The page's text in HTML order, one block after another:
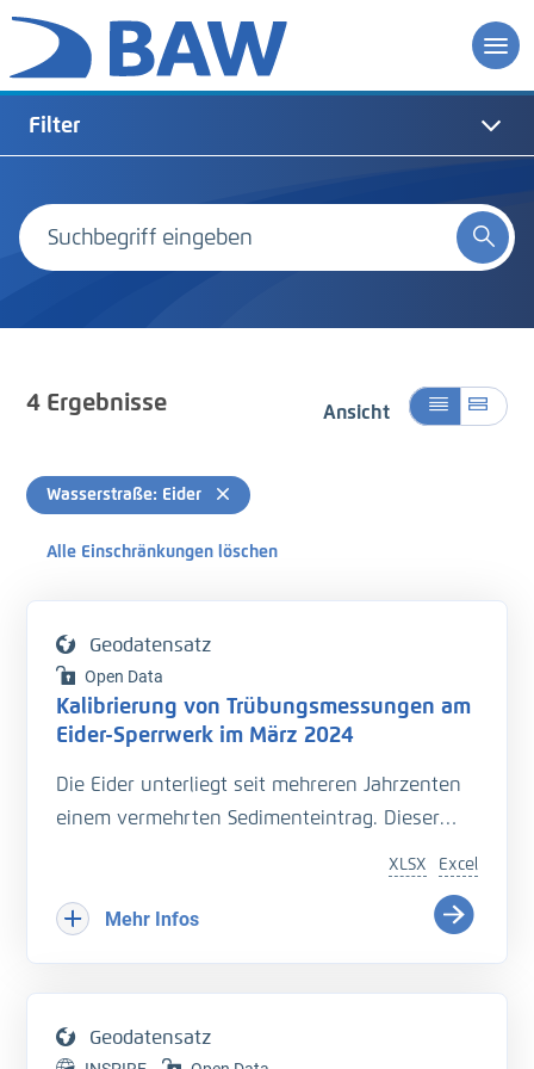
Filter
4Ergebnisse Ansicht
Wasserstraße: Eider
Alle Einschränkungen löschen
Geodatensatz
Open Data
Kalibrierung von Trübungsmessungen am
Eider-Sperrwerk im März 2024
Die Eider unterliegt seit mehreren Jahrzenten
einem vermehrten Sedimenteintrag. Dieser
Hinterlandes so wie die Schiffbarkeit des
Bundeswasserstraße.
der Entwässerung des Hinterlandes führt. Das
Excel
XLSX
Mehr Infos
Geodatensatz